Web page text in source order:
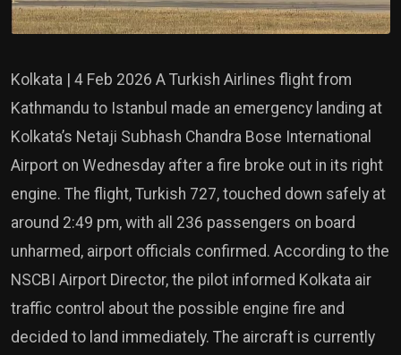
Kolkata | 4 Feb 2026 A Turkish Airlines flight from
Kathmandu to Istanbul made an emergency landing at
Kolkata’s Netaji Subhash Chandra Bose International
Airport on Wednesday after a fire broke out in its right
engine. The flight, Turkish 727, touched down safely at
around 2:49 pm, with all 236 passengers on board
unharmed, airport officials confirmed. According to the
NSCBI Airport Director, the pilot informed Kolkata air
traffic control about the possible engine fire and
decided to land immediately. The aircraft is currently